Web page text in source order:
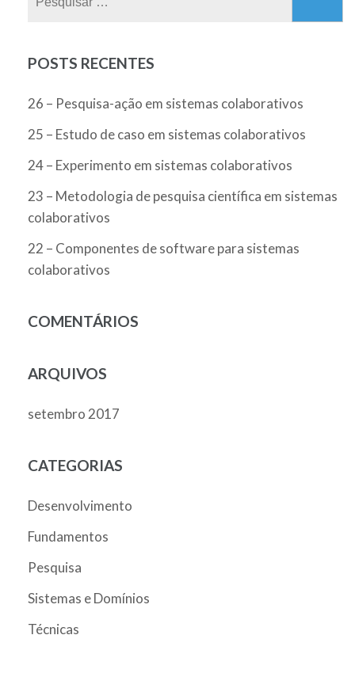
POSTS RECENTES
26 – Pesquisa-ação em sistemas colaborativos
25 – Estudo de caso em sistemas colaborativos
24 – Experimento em sistemas colaborativos
23 – Metodologia de pesquisa científica em sistemas
colaborativos
22 – Componentes de software para sistemas
colaborativos
COMENTÁRIOS
ARQUIVOS
setembro 2017
CATEGORIAS
Desenvolvimento
Fundamentos
Pesquisa
Sistemas e Domínios
Técnicas